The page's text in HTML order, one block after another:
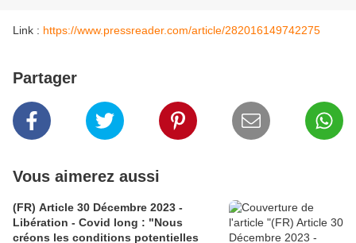
Link : https://www.pressreader.com/article/282016149742275
Partager
Vous aimerez aussi
(FR) Article 30 Décembre 2023 -
Libération - Covid long : "Nous
créons les conditions potentielles